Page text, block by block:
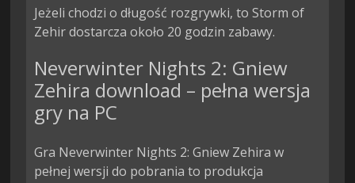
Jeżeli chodzi o długość rozgrywki, to Storm of
Zehir dostarcza około 20 godzin zabawy.
Neverwinter Nights 2: Gniew
Zehira download – pełna wersja
gry na PC
Gra Neverwinter Nights 2: Gniew Zehira w
pełnej wersji do pobrania to produkcja